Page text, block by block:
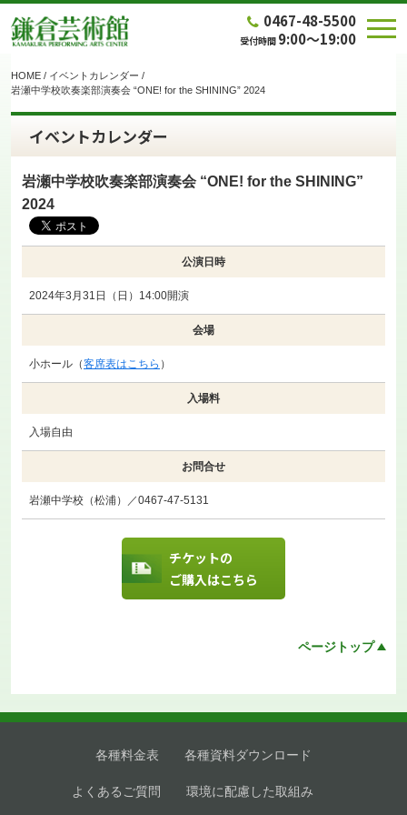
0467-48-5500
受付時間 9:00～19:00
HOME / イベントカレンダー /
岩瀬中学校吹奏楽部演奏会 “ONE! for the SHINING” 2024
チケットの
ご購入はこちら
イベントカレンダー
岩瀬中学校吹奏楽部演奏会 “ONE! for the SHINING”
2024
公演日時
2024年3月31日（日）14:00開演
会場
小ホール（客席表はこちら ）
入場料
入場自由
お問合せ
岩瀬中学校（松浦）／0467-47-5131
ページトップ
各種料金表 各種資料ダウンロード
よくあるご質問 環境に配慮した取組み